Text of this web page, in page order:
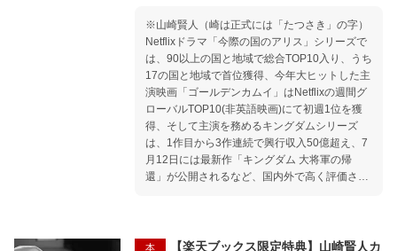
※山崎賢人（崎は正式には「たつさき」の字）
Netflixドラマ「今際の国のアリス」シリーズで
は、90以上の国と地域で総合TOP10入り、うち
17の国と地域で首位獲得、今年大ヒットした主
演映画「ゴールデンカムイ」はNetflixの週間グ
ローバルTOP10(非英語映画)にて初週1位を獲
得、そして主演を務めるキングダムシリーズ
は、1作目から3作連続で興行収入50億超え、7
月12日には最新作「キングダム 大将軍の帰
還」が公開されるなど、国内外で高く評価され
人の男」としての素顔に迫る内容となってい
本
【楽天ブックス限定特典】山崎賢人カ